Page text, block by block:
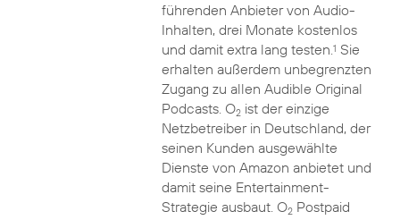
führenden Anbieter von Audio-
Inhalten, drei Monate kostenlos
und damit extra lang testen.1 Sie
erhalten außerdem unbegrenzten
Zugang zu allen Audible Original
Podcasts. O2ist der einzige
Netzbetreiber in Deutschland, der
seinen Kunden ausgewählte
Dienste von Amazon anbietet und
damit seine Entertainment-
Strategie ausbaut. O2Postpaid